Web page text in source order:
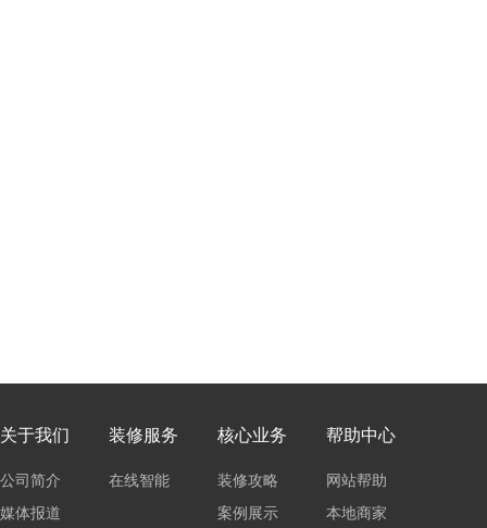
关于我们
公司简介
媒体报道
装修服务
在线智能
核心业务
装修攻略
案例展示
帮助中心
网站帮助
本地商家